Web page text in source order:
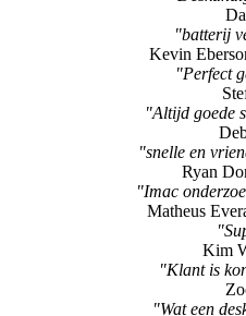
"batterij
Kevin
"Perfect
"Altijd goede
"snelle en
Ryan
"Imac
Matheus
Kim
"Klant is
"Wat een